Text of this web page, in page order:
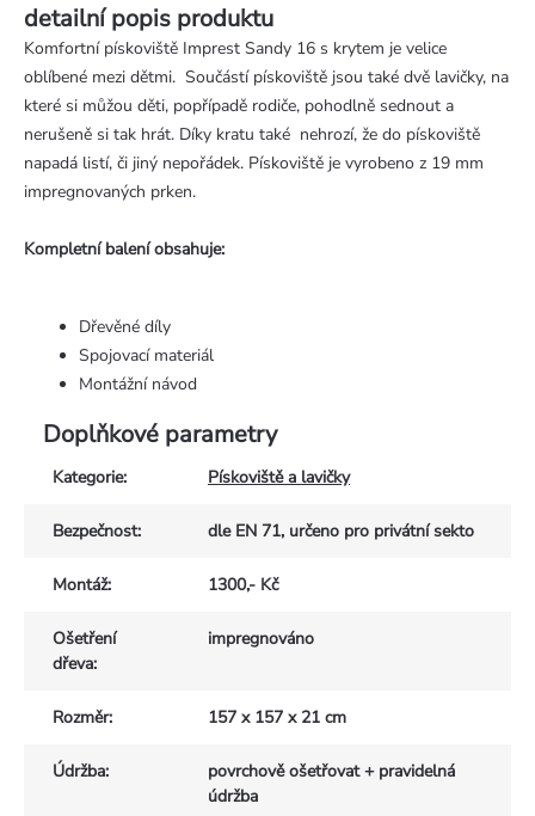
detailní popis produktu
Komfortní pískoviště Imprest Sandy 16 s krytem je velice
oblíbené mezi dětmi. Součástí pískoviště jsou také dvě lavičky, na
které si můžou děti, popřípadě rodiče, pohodlně sednout a
nerušeně si tak hrát. Díky kratu také nehrozí, že do pískoviště
napadá listí, či jiný nepořádek. Pískoviště je vyrobeno z 19 mm
impregnovaných prken.
Kompletní balení obsahuje:
Dřevěné díly
Spojovací materiál
Montážní návod
Doplňkové parametry
Kategorie: Pískoviště a lavičky
Bezpečnost: dle EN 71, určeno pro privátní sekto
Montáž: 1300,- Kč
Ošetření
dřeva:
impregnováno
Rozměr: 157 x 157 x 21 cm
Údržba:
povrchově ošetřovat + pravidelná
údržba